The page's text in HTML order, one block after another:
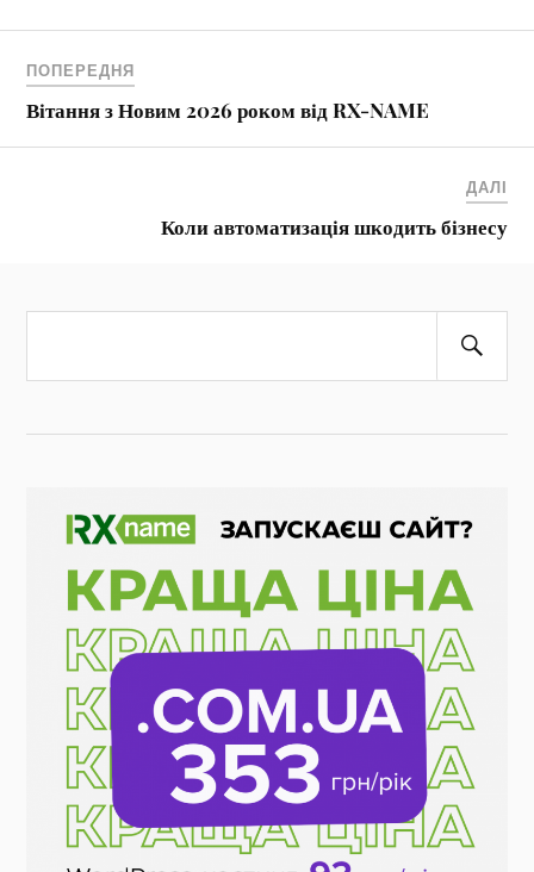
ПОПЕРЕДНЯ
Вітання з Новим 2026 роком від RX-NAME
ДАЛІ
Коли автоматизація шкодить бізнесу